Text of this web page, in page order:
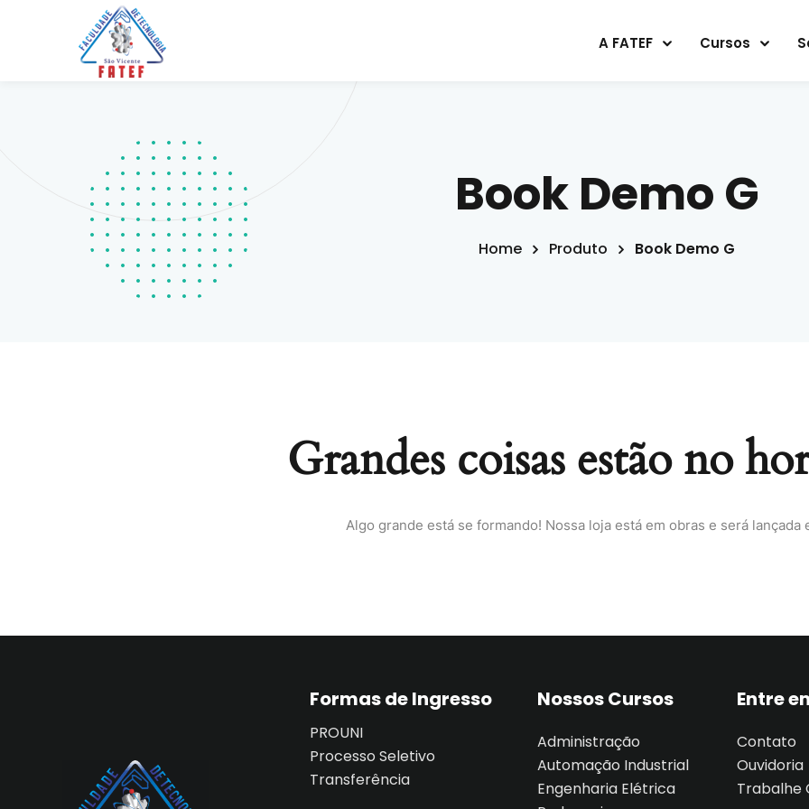
A FATEF Cursos
Book Demo G
Home Produto Book Demo G
Grandes coisas estão no
Algo grande está se formando! Nossa loja está em obras e será lançada
Formas de Ingresso
PROUNI
Processo Seletivo
Transferência
Nossos Cursos
Administração
Automação Industrial
Engenharia Elétrica
Entre
Contato
Ouvidoria
Trabalhe
Remember me Lost your password?
Already have an account?Sign in